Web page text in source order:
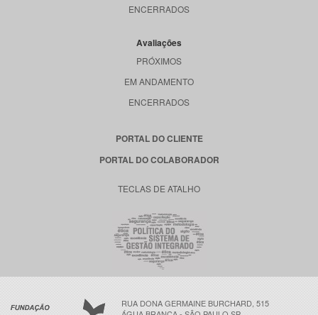
ENCERRADOS
Avaliações
PRÓXIMOS
EM ANDAMENTO
ENCERRADOS
PORTAL DO CLIENTE
PORTAL DO COLABORADOR
TECLAS DE ATALHO
RUA DONA GERMAINE BURCHARD, 515